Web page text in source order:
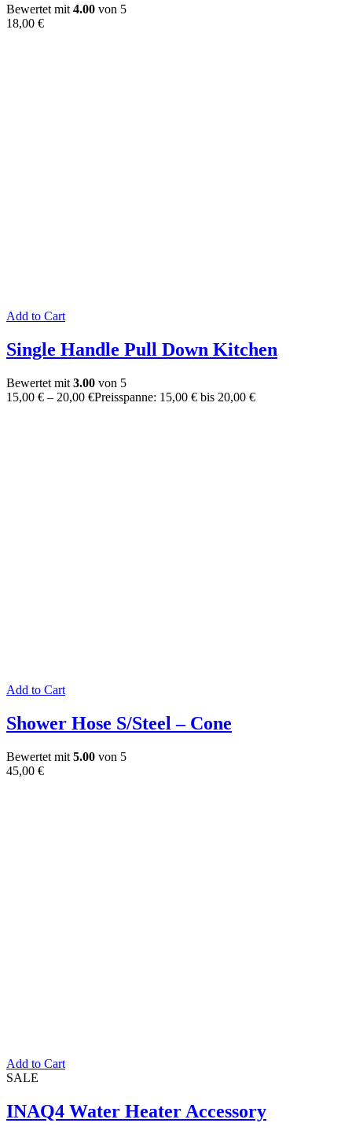
Bewertet mit 4.00 von 5
18,00 €
Add to Cart
Single Handle Pull Down Kitchen
Bewertet mit 3.00 von 5
15,00 € – 20,00 €Preisspanne: 15,00 € bis 20,00 €
Add to Cart
Shower Hose S/Steel – Cone
Bewertet mit 5.00 von 5
45,00 €
Add to Cart
SALE
INAQ4 Water Heater Accessory